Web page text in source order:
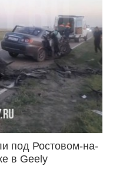
под Ростовом-на-
в Geely